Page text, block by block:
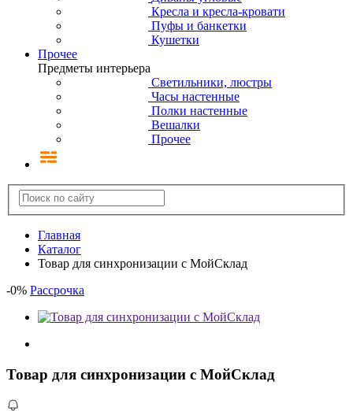
Кресла и кресла-кровати
Пуфы и банкетки
Кушетки
Прочее
Предметы интерьера
Светильники, люстры
Часы настенные
Полки настенные
Вешалки
Прочее
Главная
Каталог
Товар для синхронизации с МойСклад
-0% Рассрочка
Товар для синхронизации с МойСклад